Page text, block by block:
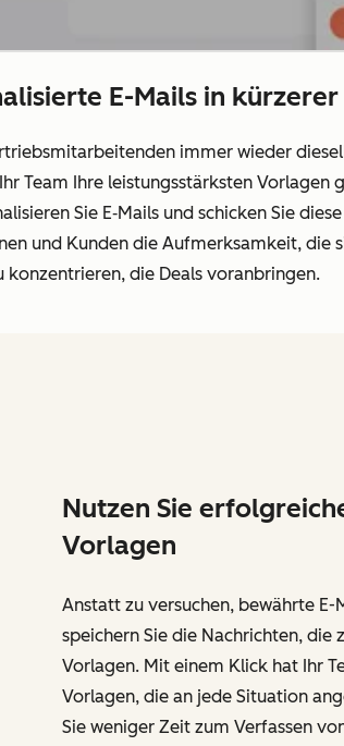
E-Mails in
immer wieder
Team Ihre leistungsstärksten
Sie E‑Mails und schicken Sie
und Kunden die Aufmerksamkeit,
konzentrieren, die Deals voranbringen.
Nutzen Sie
Vorlagen
Anstatt zu versuchen, bewährte
speichern Sie die Nachrichten, die
Vorlagen. Mit einem Klick hat Ihr
Vorlagen, die an jede Situation
Sie weniger Zeit zum Verfassen